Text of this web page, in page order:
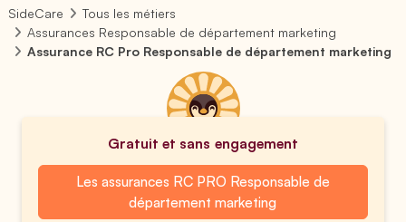
SideCare
Tous les métiers
Assurances Responsable de département marketing
Assurance RC Pro Responsable de département marketing
Gratuit et sans engagement
Les assurances RC PRO Responsable de
département marketing